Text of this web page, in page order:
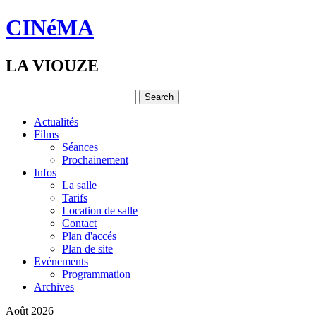
CINéMA
LA VIOUZE
Actualités
Films
Séances
Prochainement
Infos
La salle
Tarifs
Location de salle
Contact
Plan d'accés
Plan de site
Evénements
Programmation
Archives
Août 2026